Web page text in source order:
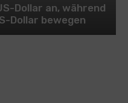
Dollar an, während
Dollar bewegen